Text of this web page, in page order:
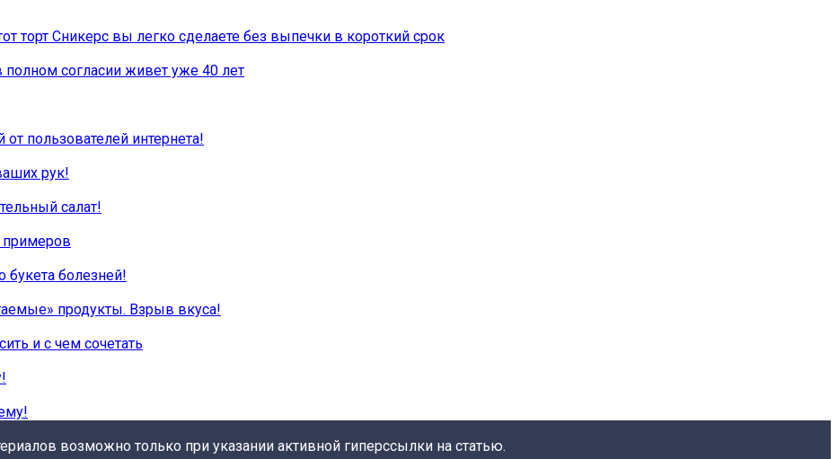
торт Сникерс вы легко сделаете без выпечки в короткий срок
согласии живет уже 40 лет
пользователей интернета!
рук!
салат!
примеров
букета болезней!
продукты. Взрыв вкуса!
и с чем сочетать
возможно только при указании активной гиперссылки на статью.